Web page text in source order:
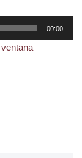
00:00